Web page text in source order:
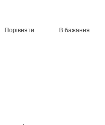
Порівняти В бажання